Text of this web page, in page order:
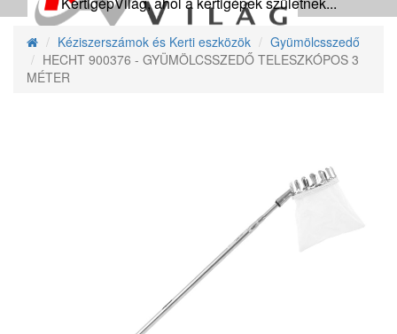
Kéziszerszámok és Kerti eszközök
Gyümölcsszedő
HECHT 900376 - GYÜMÖLCSSZEDŐ TELESZKÓPOS 3
MÉTER